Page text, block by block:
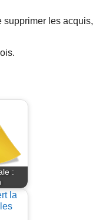
les acquis,
: